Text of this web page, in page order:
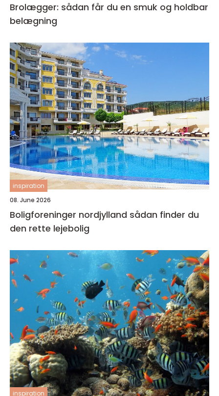
Brolægger: sådan får du en smuk og holdbar
belægning
inspiration
08. June 2026
Boligforeninger nordjylland sådan finder du
den rette lejebolig
inspiration